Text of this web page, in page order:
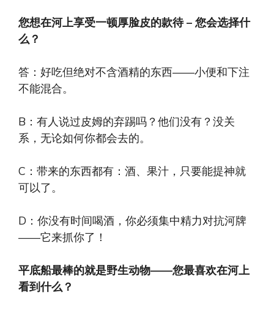
您想在河上享受一顿厚脸皮的款待 – 您会选择什
么？
答：好吃但绝对不含酒精的东西——小便和下注
不能混合。
B：有人说过皮姆的弃踢吗？他们没有？没关
系，无论如何你都会去的。
C：带来的东西都有：酒、果汁，只要能提神就
可以了。
D：你没有时间喝酒，你必须集中精力对抗河牌
——它来抓你了！
平底船最棒的就是野生动物——您最喜欢在河上
看到什么？